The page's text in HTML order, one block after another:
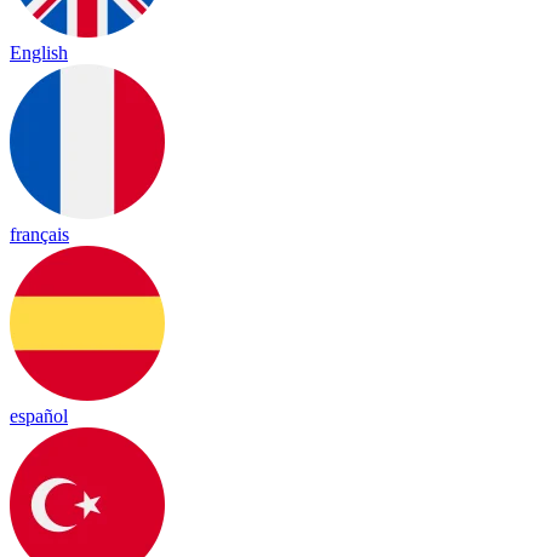
English
français
español